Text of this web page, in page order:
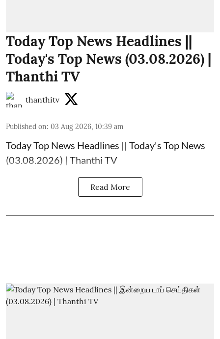
Today Top News Headlines ||
Today's Top News (03.08.2026) |
Thanthi TV
thanthitv
Published on: 03 Aug 2026, 10:39 am
Today Top News Headlines || Today's Top News
(03.08.2026) | Thanthi TV
Read More